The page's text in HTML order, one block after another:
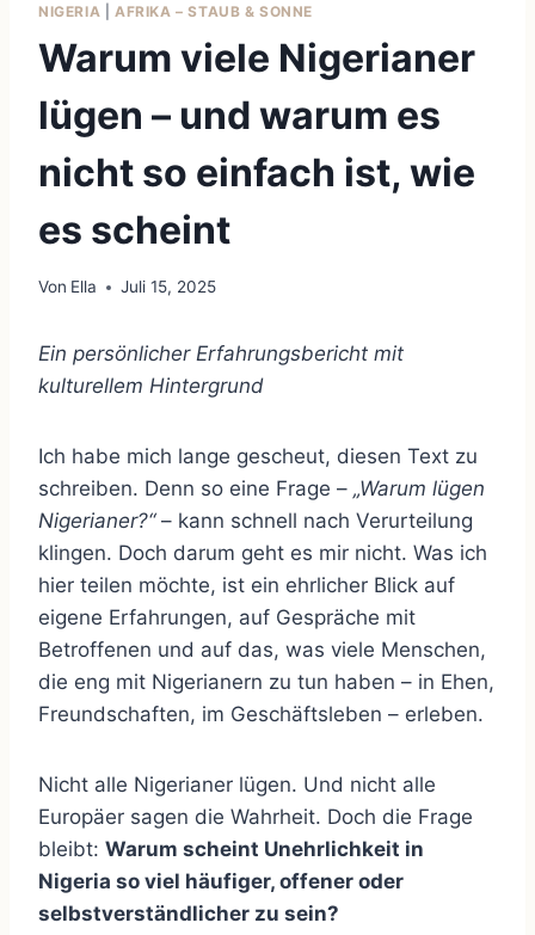
NIGERIA AFRIKA – STAUB & SONNE
Warum viele Nigerianer
lügen – und warum es
nicht so einfach ist, wie
es scheint
Von Ella Juli 15, 2025
Ein persönlicher Erfahrungsbericht mit
kulturellem Hintergrund
Ich habe mich lange gescheut, diesen Text zu
schreiben. Denn so eine Frage – „Warum lügen
Nigerianer?“– kann schnell nach Verurteilung
klingen. Doch darum geht es mir nicht. Was ich
hier teilen möchte, ist ein ehrlicher Blick auf
eigene Erfahrungen, auf Gespräche mit
Betroffenen und auf das, was viele Menschen,
die eng mit Nigerianern zu tun haben – in Ehen,
Freundschaften, im Geschäftsleben – erleben.
Nicht alle Nigerianer lügen. Und nicht alle
Europäer sagen die Wahrheit. Doch die Frage
bleibt: Warum scheint Unehrlichkeit in
Nigeria so viel häufiger, offener oder
selbstverständlicher zu sein?